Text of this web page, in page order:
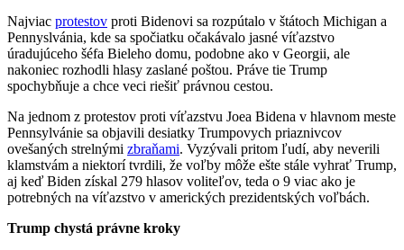
Najviac protestov proti Bidenovi sa rozpútalo v štátoch Michigan a
Pennyslvánia, kde sa spočiatku očakávalo jasné víťazstvo
úradujúceho šéfa Bieleho domu, podobne ako v Georgii, ale
nakoniec rozhodli hlasy zaslané poštou. Práve tie Trump
spochybňuje a chce veci riešiť právnou cestou.
Na jednom z protestov proti víťazstvu Joea Bidena v hlavnom meste
Pennsylvánie sa objavili desiatky Trumpovych priaznivcov
ovešaných strelnými zbraňami. Vyzývali pritom ľudí, aby neverili
klamstvám a niektorí tvrdili, že voľby môže ešte stále vyhrať Trump,
aj keď Biden získal 279 hlasov voliteľov, teda o 9 viac ako je
potrebných na víťazstvo v amerických prezidentských voľbách.
Trump chystá právne kroky